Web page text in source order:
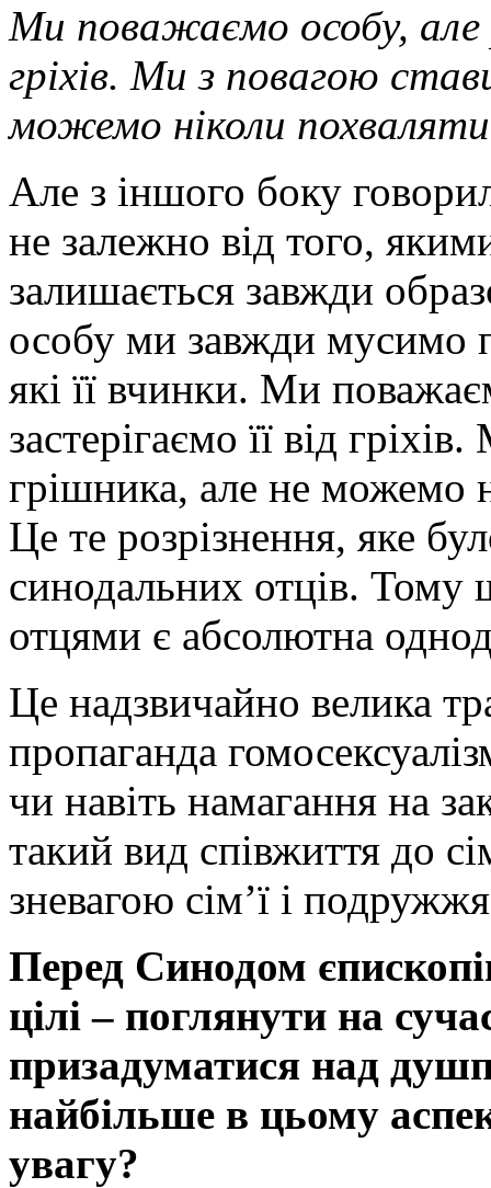
Ми поважаємо особу, але
гріхів. Ми з повагою
можемо ніколи похваляти
Але з іншого боку
не залежно від того,
залишається завжди
особу ми завжди мусимо
які її вчинки. Ми
застерігаємо її від
грішника, але не можемо
Це те розрізнення, яке
синодальних отців. Тому
отцями є абсолютна
Це надзвичайно велика
пропаганда
чи навіть намагання на
такий вид співжиття до
зневагою сім’ї і
Перед Синодом
цілі – поглянути на
призадуматися над
найбільше в цьому
увагу?